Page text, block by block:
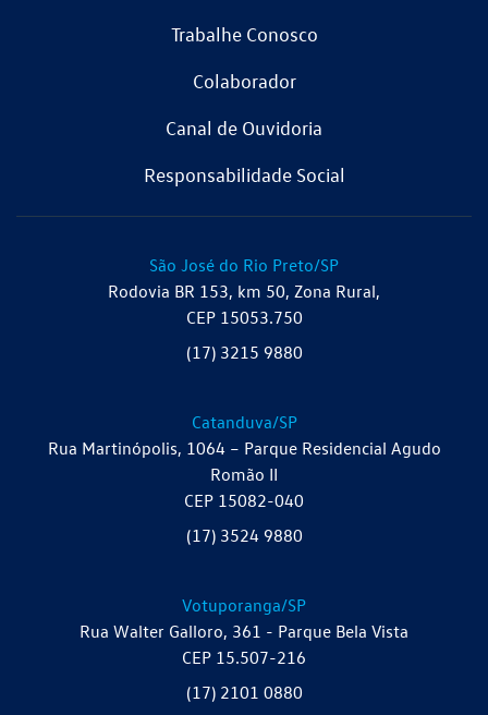
Trabalhe Conosco
Colaborador
Canal de Ouvidoria
Responsabilidade Social
São José do Rio Preto/SP
Rodovia BR 153, km 50, Zona Rural,
CEP 15053.750
(17) 3215 9880
Catanduva/SP
Rua Martinópolis, 1064 – Parque Residencial Agudo
Romão II
CEP 15082-040
(17) 3524 9880
Votuporanga/SP
Rua Walter Galloro, 361 - Parque Bela Vista
CEP 15.507-216
(17) 2101 0880